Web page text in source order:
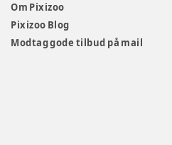
Om Pixizoo
Pixizoo Blog
Modtag gode tilbud på mail